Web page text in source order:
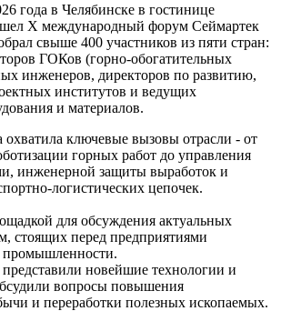
года в Челябинске в гостинице
X международный форум Сеймартек
свыше 400 участников из пяти стран:
ГОКов (горно-обогатительных
инженеров, директоров по развитию,
институтов и ведущих
и материалов.
охватила ключевые вызовы отрасли - от
горных работ до управления
инженерной защиты выработок и
логистических цепочек.
для обсуждения актуальных
стоящих перед предприятиями
новейшие технологии и
вопросы повышения
и переработки полезных ископаемых.